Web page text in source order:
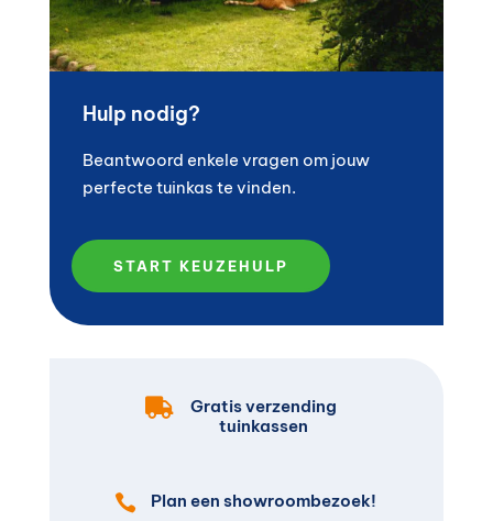
Hulp nodig?
Beantwoord enkele vragen om jouw
perfecte tuinkas te vinden.
START KEUZEHULP

Gratis verzending
tuinkassen
 Plan een showroombezoek!